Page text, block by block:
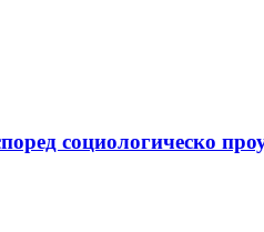
социологическо